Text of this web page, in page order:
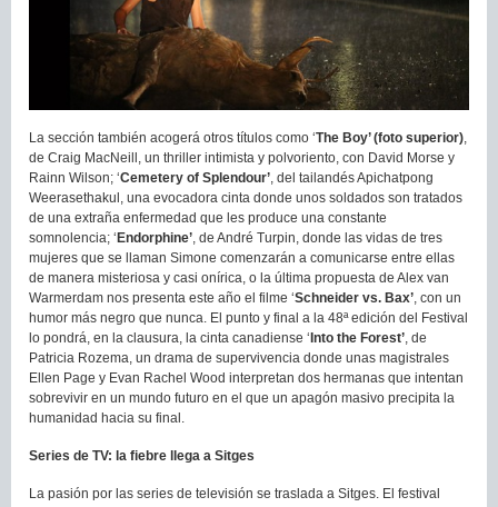
La sección también acogerá otros títulos como ‘The Boy’ (foto superior),
de Craig MacNeill, un thriller intimista y polvoriento, con David Morse y
Rainn Wilson; ‘Cemetery of Splendour’, del tailandés Apichatpong
Weerasethakul, una evocadora cinta donde unos soldados son tratados
de una extraña enfermedad que les produce una constante
somnolencia; ‘ Endorphine’, de André Turpin, donde las vidas de tres
mujeres que se llaman Simone comenzarán a comunicarse entre ellas
de manera misteriosa y casi onírica, o la última propuesta de Alex van
Warmerdam nos presenta este año el filme ‘Schneider vs. Bax’, con un
humor más negro que nunca. El punto y final a la 48ª edición del Festival
lo pondrá, en la clausura, la cinta canadiense ‘ Into the Forest’, de
Patricia Rozema, un drama de supervivencia donde unas magistrales
Ellen Page y Evan Rachel Wood interpretan dos hermanas que intentan
sobrevivir en un mundo futuro en el que un apagón masivo precipita la
humanidad hacia su final.
Series de TV: la fiebre llega a Sitges
La pasión por las series de televisión se traslada a Sitges. El festival